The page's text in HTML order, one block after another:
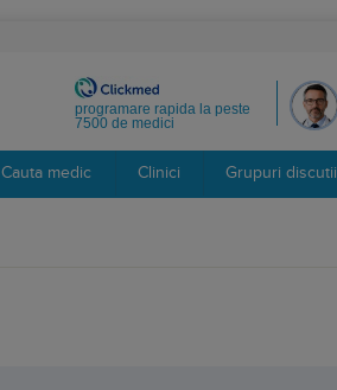
programare rapida la peste
7500 de medici
Cauta medic Clinici Grupuri discutii